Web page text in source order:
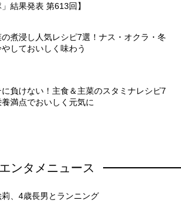
結果発表 第613回】
の煮浸し人気レシピ7選！ナス・オクラ・冬
やしておいしく味わう
に負けない！主食＆主菜のスタミナレシピ7
満点でおいしく元気に
エンタメニュース
莉、4歳長男とランニング